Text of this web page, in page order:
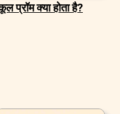
प्रॉम क्या होता है?